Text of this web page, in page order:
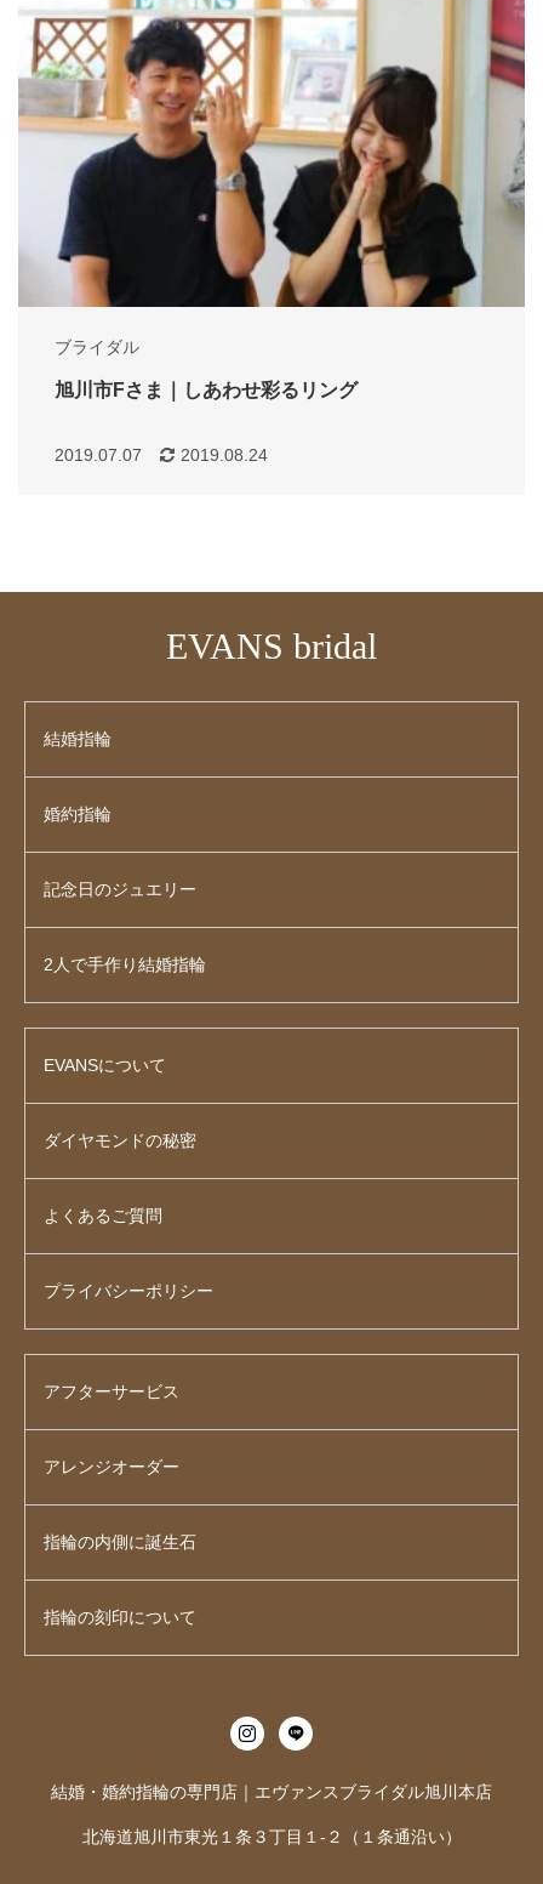
ブライダル
旭川市Fさま｜しあわせ彩るリング
2019.07.07 2019.08.24
EVANS bridal
結婚指輪
婚約指輪
記念日のジュエリー
2人で手作り結婚指輪
EVANSについて
ダイヤモンドの秘密
よくあるご質問
プライバシーポリシー
アフターサービス
アレンジオーダー
指輪の内側に誕生石
指輪の刻印について
結婚・婚約指輪の専門店｜エヴァンスブライダル旭川本店
北海道旭川市東光１条３丁目１-２（１条通沿い）